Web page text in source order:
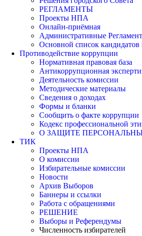
РЕГЛАМЕНТЫ
Проекты НПА
Онлайн-приёмная
Административные
Основной список кандидатов
Противодействие коррупции
Нормативная правовая база
Антикоррупционная
Деятельность комиссии
Методические материалы
Сведения о доходах
Формы и бланки
Сообщить о факте коррупции
Кодекс профессиональной
О ЗАЩИТЕ
ТИК
Проекты НПА
О комиссии
Избирательные комиссии
Новости
Архив Выборов
Баннеры и ссылки
Работа с обращениями
РЕШЕНИЕ
Выборы и Референдумы
Численность избирателей